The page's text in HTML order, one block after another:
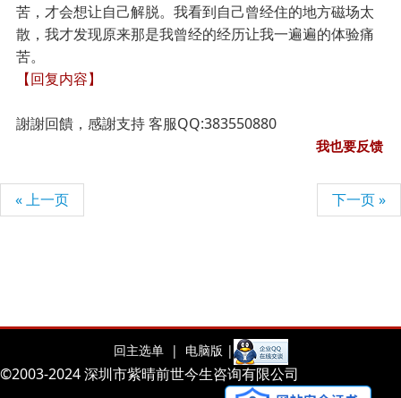
苦，才会想让自己解脱。我看到自己曾经住的地方磁场太
散，我才发现原来那是我曾经的经历让我一遍遍的体验痛
苦。
【回复内容】
謝謝回饋，感謝支持 客服QQ:383550880
我也要反馈
« 上一页 下一页 »
回主选单 | 电脑版 |
©2003-2024 深圳市紫晴前世今生咨询有限公司